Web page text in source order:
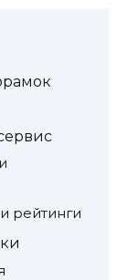
рейтинги